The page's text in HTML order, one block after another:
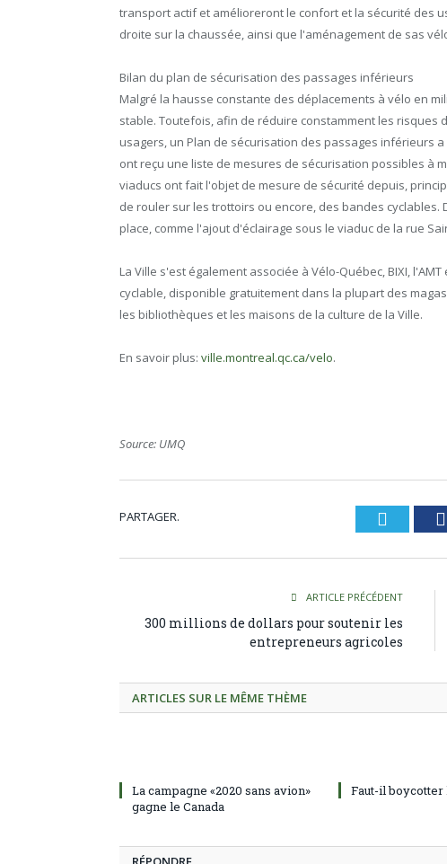
transport actif et amélioreront le confort et la sécurité des
droite sur la chaussée, ainsi que l'aménagement de sas
Bilan du plan de sécurisation des passages inférieurs
Malgré la hausse constante des déplacements à vélo en
stable. Toutefois, afin de réduire constamment les risques
usagers, un Plan de sécurisation des passages inférieurs
ont reçu une liste de mesures de sécurisation possibles à
viaducs ont fait l'objet de mesure de sécurité depuis,
de rouler sur les trottoirs ou encore, des bandes
place, comme l'ajout d'éclairage sous le viaduc de la rue
La Ville s'est également associée à Vélo-Québec, BIXI,
cyclable, disponible gratuitement dans la plupart des
les bibliothèques et les maisons de la culture de la Ville.
En savoir plus: ville.montreal.qc.ca/velo.
Source: UMQ
PARTAGER. Twitter
ARTICLE PRÉCÉDENT
300 millions de dollars pour soutenir les
entrepreneurs agricoles
ARTICLES SUR LE MÊME THÈME
La campagne «2020 sans avion»
gagne le Canada
Faut-il boycotter